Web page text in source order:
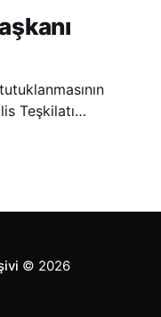
Teşkilatı
© 2026